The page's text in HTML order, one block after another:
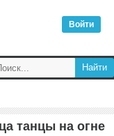
Войти
танцы на огне